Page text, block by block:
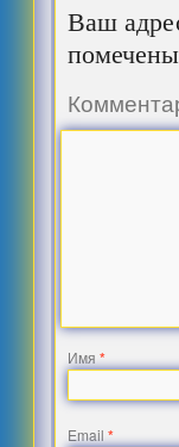
Ваш
помечены
Имя*
Email*